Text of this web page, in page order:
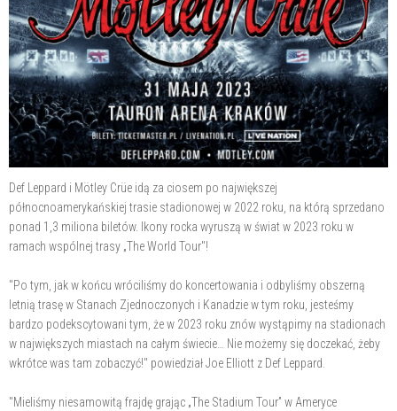
Def Leppard i Mötley Crüe idą za ciosem po największej
północnoamerykańskiej trasie stadionowej w 2022 roku, na którą sprzedano
ponad 1,3 miliona biletów. Ikony rocka wyruszą w świat w 2023 roku w
ramach wspólnej trasy „The World Tour"!
"Po tym, jak w końcu wróciliśmy do koncertowania i odbyliśmy obszerną
letnią trasę w Stanach Zjednoczonych i Kanadzie w tym roku, jesteśmy
bardzo podekscytowani tym, że w 2023 roku znów wystąpimy na stadionach
w największych miastach na całym świecie… Nie możemy się doczekać, żeby
wkrótce was tam zobaczyć!" powiedział Joe Elliott z Def Leppard.
"Mieliśmy niesamowitą frajdę grając „The Stadium Tour” w Ameryce